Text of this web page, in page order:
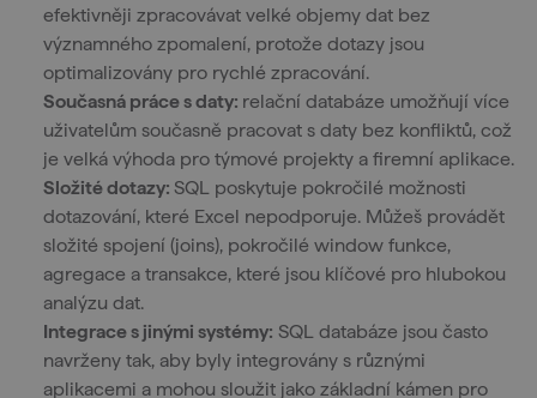
efektivněji zpracovávat velké objemy dat bez
významného zpomalení, protože dotazy jsou
optimalizovány pro rychlé zpracování.
Současná práce s daty: relační databáze umožňují více
uživatelům současně pracovat s daty bez konfliktů, což
je velká výhoda pro týmové projekty a firemní aplikace.
Složité dotazy: SQL poskytuje pokročilé možnosti
dotazování, které Excel nepodporuje. Můžeš provádět
složité spojení (joins), pokročilé window funkce,
agregace a transakce, které jsou klíčové pro hlubokou
analýzu dat.
Integrace s jinými systémy: SQL databáze jsou často
navrženy tak, aby byly integrovány s různými
aplikacemi a mohou sloužit jako základní kámen pro